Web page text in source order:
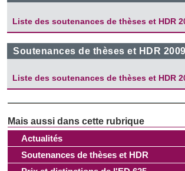
d'autres informations que vous leur avez
Actualités
Soutenances de thèses et HDR
Liste des soutenances de thèses et HDR
Soutenances de thèses et HDR 2009
Liste des soutenances de thèses et HDR